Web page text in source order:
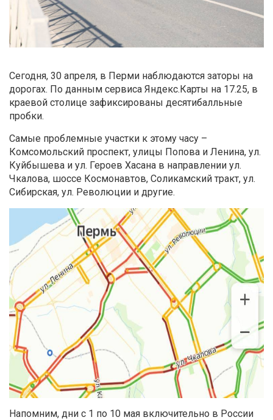
Сегодня, 30 апреля, в Перми наблюдаются заторы на
дорогах. По данным сервиса Яндекс.Карты на 17.25, в
краевой столице зафиксированы десятибалльные
пробки.
Самые проблемные участки к этому часу –
Комсомольский проспект, улицы Попова и Ленина, ул.
Куйбышева и ул. Героев Хасана в направлении ул.
Чкалова, шоссе Космонавтов, Соликамский тракт, ул.
Сибирская, ул. Революции и другие.
Напомним, дни с 1 по 10 мая включительно в России